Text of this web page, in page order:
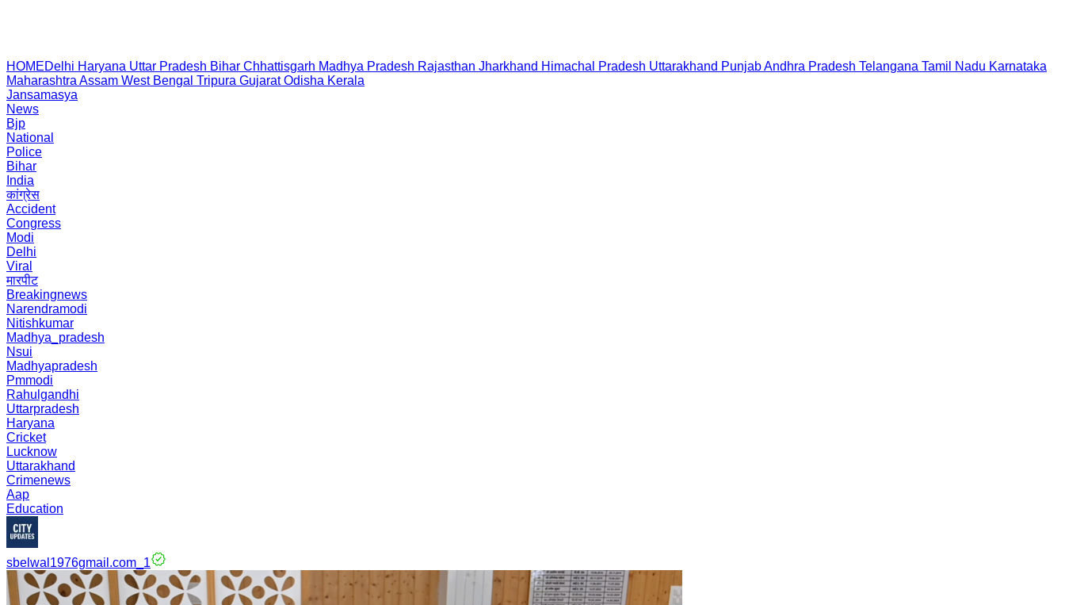
HOMEDelhi Haryana Uttar Pradesh Bihar Chhattisgarh Madhya Pradesh Rajasthan Jharkhand Himachal Pradesh Uttarakhand PunjabAndhra Pradesh Telangana Tamil Nadu Karnataka
Maharashtra Assam West Bengal Tripura Gujarat Odisha Kerala
Jansamasya
News
Bjp
National
Police
Bihar
India
कांग्रेस
Accident
Congress
Modi
Delhi
Viral
मारपीट
Breakingnews
Narendramodi
Nitishkumar
Madhya_pradesh
Nsui
Madhyapradesh
Pmmodi
Rahulgandhi
Uttarpradesh
Haryana
Cricket
Lucknow
Uttarakhand
Crimenews
Aap
Education
sbelwal1976gmail.com_1